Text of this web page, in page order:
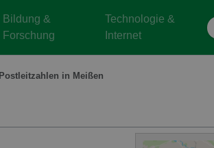
Bildung &
Forschung
Technologie &
Internet
Postleitzahlen in Meißen